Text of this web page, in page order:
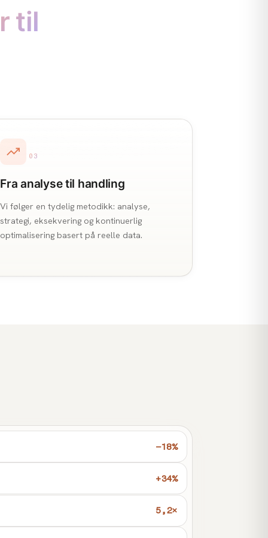
til
03
Fra analyse til handling
Vi følger en tydelig metodikk: analyse,
strategi, eksekvering og kontinuerlig
optimalisering basert på reelle data.
−18%
+34%
5,2×